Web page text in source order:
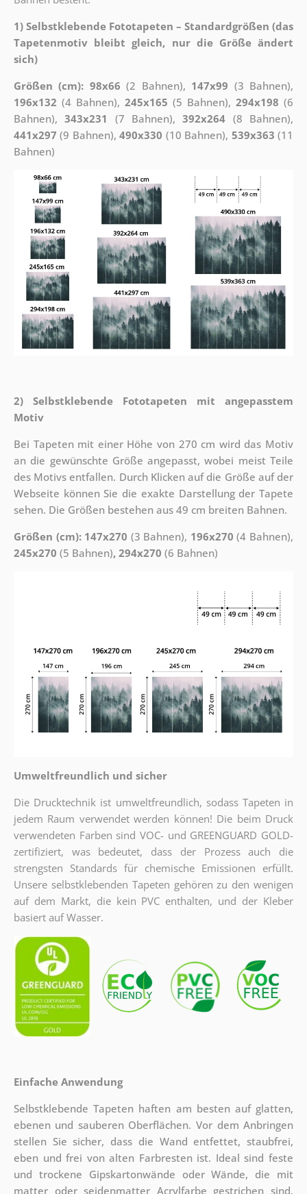
1) Selbstklebende Fototapeten – Standardgrößen (das
Tapetenmotiv bleibt gleich, nur die Größe ändert
sich)
Größen (cm): 98x66 (2 Bahnen), 147x99 (3 Bahnen),
196x132 (4 Bahnen), 245x165 (5 Bahnen),294x198 (6
Bahnen),343x231 (7 Bahnen),392x264 (8 Bahnen),
441x297 (9 Bahnen),490x330 (10 Bahnen), 539x363 (11
Bahnen)
2) Selbstklebende Fototapeten mit angepasstem
Motiv
Bei Tapeten mit einer Höhe von 270 cm wird das Motiv
an die gewünschte Größe angepasst, wobei meist Teile
des Motivs entfallen. Durch Klicken auf die Größe auf der
Webseite können Sie die exakte Darstellung der Tapete
sehen. Die Größen bestehen aus 49 cm breiten Bahnen.
Größen (cm): 147x270 (3 Bahnen), 196x270 (4 Bahnen),
245x270 (5 Bahnen), 294x270 (6 Bahnen)
Umweltfreundlich und sicher
Die Drucktechnik ist umweltfreundlich, sodass Tapeten in
jedem Raum verwendet werden können! Die beim Druck
verwendeten Farben sind VOC- und GREENGUARD GOLD-
zertifiziert, was bedeutet, dass der Prozess auch die
strengsten Standards für chemische Emissionen erfüllt.
Unsere selbstklebenden Tapeten gehören zu den wenigen
auf dem Markt, die kein PVC enthalten, und der Kleber
basiert auf Wasser.
Einfache Anwendung
Selbstklebende Tapeten haften am besten auf glatten,
ebenen und sauberen Oberflächen. Vor dem Anbringen
stellen Sie sicher, dass die Wand entfettet, staubfrei,
eben und frei von alten Farbresten ist. Ideal sind feste
und trockene Gipskartonwände oder Wände, die mit
matter oder seidenmatter Acrylfarbe gestrichen sind.